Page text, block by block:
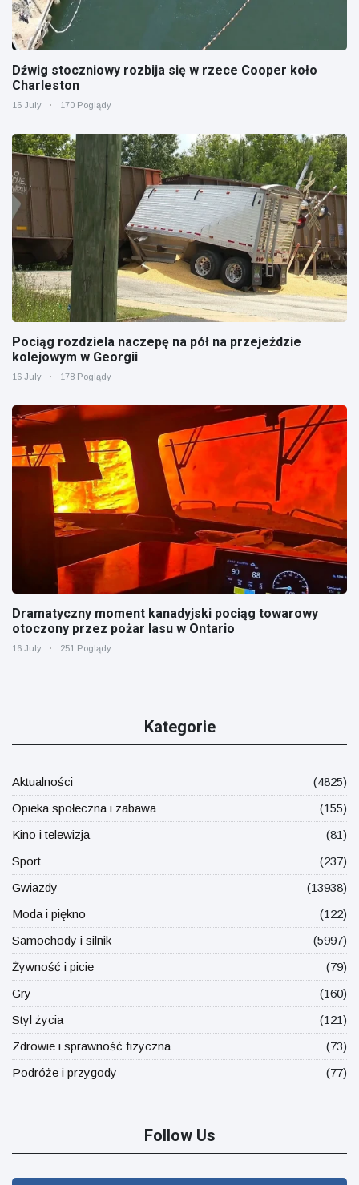
Dźwig stoczniowy rozbija się w rzece Cooper koło
Charleston
16 July 170 Poglądy
Pociąg rozdziela naczepę na pół na przejeździe
kolejowym w Georgii
16 July 178 Poglądy
Dramatyczny moment kanadyjski pociąg towarowy
otoczony przez pożar lasu w Ontario
16 July 251 Poglądy
Kategorie
Aktualności
(4825)
Opieka społeczna i zabawa
(155)
Kino i telewizja
(81)
Sport
(237)
Gwiazdy
(13938)
Moda i piękno
(122)
Samochody i silnik
(5997)
Żywność i picie
(79)
Gry
(160)
Styl życia
(121)
Zdrowie i sprawność fizyczna
(73)
Podróże i przygody
(77)
Follow Us